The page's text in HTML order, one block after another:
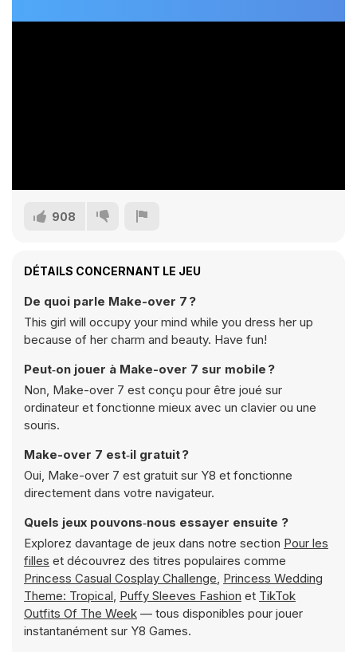
908
DÉTAILS CONCERNANT LE JEU
De quoi parle Make-over 7 ?
This girl will occupy your mind while you dress her up
because of her charm and beauty. Have fun!
Peut‑on jouer à Make-over 7 sur mobile ?
Non, Make-over 7 est conçu pour être joué sur
ordinateur et fonctionne mieux avec un clavier ou une
souris.
Make-over 7 est‑il gratuit ?
Oui, Make-over 7 est gratuit sur Y8 et fonctionne
directement dans votre navigateur.
Quels jeux pouvons‑nous essayer ensuite ?
Explorez davantage de jeux dans notre section Pour les
filles et découvrez des titres populaires comme
Princess Casual Cosplay Challenge, Princess Wedding
Theme: Tropical, Puffy Sleeves Fashion et TikTok
Outfits Of The Week — tous disponibles pour jouer
instantanément sur Y8 Games.